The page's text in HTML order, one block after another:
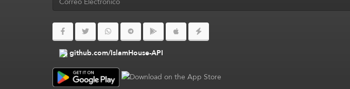
github.com/IslamHouse-API